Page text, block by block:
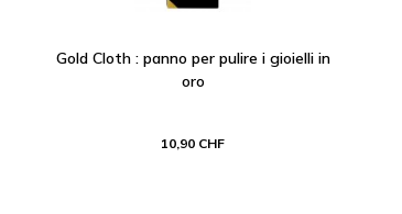
Gold Cloth : panno per pulire i gioielli in
oro
10,90 CHF